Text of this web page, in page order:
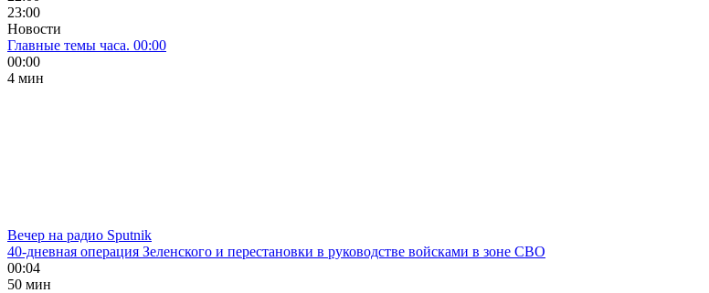
23:00
Новости
Главные темы часа. 00:00
00:00
4 мин
Вечер на радио Sputnik
40-дневная операция Зеленского и перестановки в руководстве войсками в зоне СВО
00:04
50 мин